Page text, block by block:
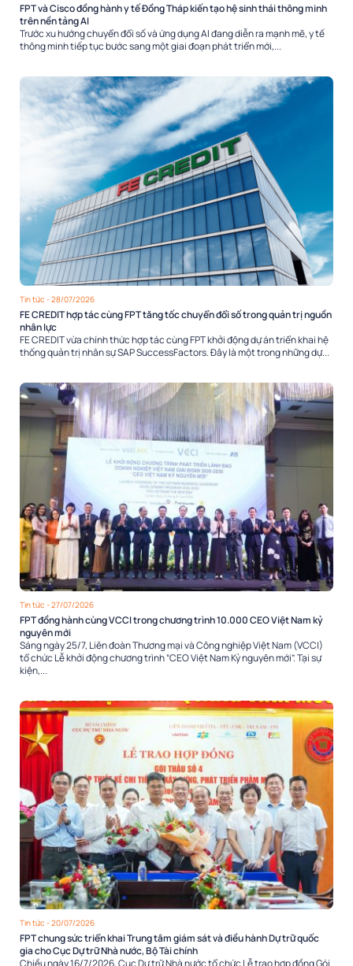
FPT và Cisco đồng hành y tế Đồng Tháp kiến tạo hệ sinh thái thông minh
trên nền tảng AI
Trước xu hướng chuyển đổi số và ứng dụng AI đang diễn ra mạnh mẽ, y tế
thông minh tiếp tục bước sang một giai đoạn phát triển mới,...
Tin tức - 28/07/2026
FE CREDIT hợp tác cùng FPT tăng tốc chuyển đổi số trong quản trị nguồn
nhân lực
FE CREDIT vừa chính thức hợp tác cùng FPT khởi động dự án triển khai hệ
thống quản trị nhân sự SAP SuccessFactors. Đây là một trong những dự...
Tin tức - 27/07/2026
FPT đồng hành cùng VCCI trong chương trình 10.000 CEO Việt Nam kỷ
nguyên mới
Sáng ngày 25/7, Liên đoàn Thương mại và Công nghiệp Việt Nam (VCCI)
tổ chức Lễ khởi động chương trình “CEO Việt Nam Kỷ nguyên mới”. Tại sự
kiện,...
Tin tức - 20/07/2026
FPT chung sức triển khai Trung tâm giám sát và điều hành Dự trữ quốc
gia cho Cục Dự trữ Nhà nước, Bộ Tài chính